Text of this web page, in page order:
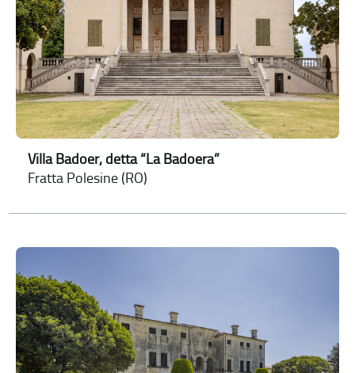
Villa Badoer, detta “La Badoera”
Fratta Polesine (RO)